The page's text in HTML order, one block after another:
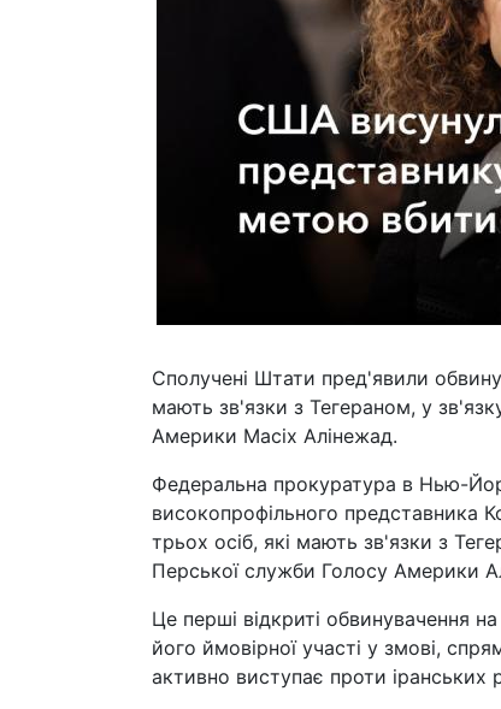
Сполучені Штати пред'явили
мають зв'язки з Тегераном, у
Америки Масіх Алінежад.
Федеральна прокуратура в Нью-
високопрофільного представника
трьох осіб, які мають зв'язки з
Перської служби Голосу Америки
Це перші відкриті обвинувачення
його ймовірної участі у змові,
активно виступає проти іранських